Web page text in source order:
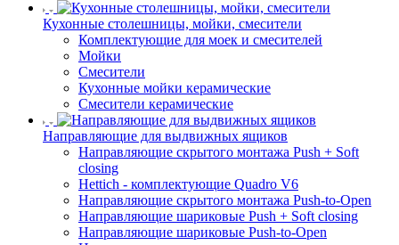
Кухонные столешницы, мойки, смесители
Комплектующие для моек и смесителей
Мойки
Смесители
Кухонные мойки керамические
Смесители керамические
Направляющие для выдвижных ящиков
Направляющие скрытого монтажа Push + Soft
closing
Hettich - комплектующие Quadro V6
Направляющие скрытого монтажа Push-to-Open
Направляющие шариковые Push + Soft closing
Направляющие шариковые Push-to-Open